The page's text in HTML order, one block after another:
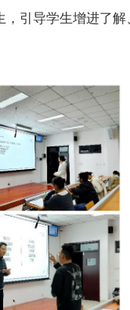
， 引导学生增进了